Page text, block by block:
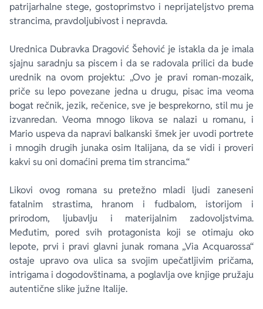
patrijarhalne stege, gostoprimstvo i neprijateljstvo prema
strancima, pravdoljubivost i nepravda.
Urednica Dubravka Dragović Šehović je istakla da je imala
sjajnu saradnju sa piscem i da se radovala prilici da bude
urednik na ovom projektu: „Ovo je pravi roman-mozaik,
priče su lepo povezane jedna u drugu, pisac ima veoma
bogat rečnik, jezik, rečenice, sve je besprekorno, stil mu je
izvanredan. Veoma mnogo likova se nalazi u romanu, i
Mario uspeva da napravi balkanski šmek jer uvodi portrete
i mnogih drugih junaka osim Italijana, da se vidi i proveri
kakvi su oni domaćini prema tim strancima.“
Likovi ovog romana su pretežno mladi ljudi zaneseni
fatalnim strastima, hranom i fudbalom, istorijom i
prirodom, ljubavlju i materijalnim zadovoljstvima.
Međutim, pored svih protagonista koji se otimaju oko
lepote, prvi i pravi glavni junak romana „Via Acquarossa“
ostaje upravo ova ulica sa svojim upečatljivim pričama,
intrigama i dogodovštinama, a poglavlja ove knjige pružaju
autentične slike južne Italije.